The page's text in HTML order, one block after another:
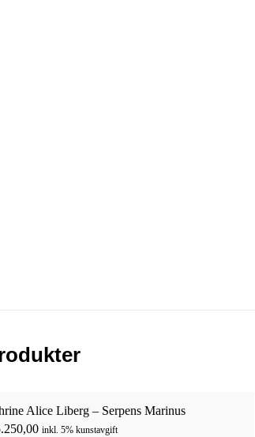
Alice Liberg – Serpens Marinus
inkl. 5% kunstavgift